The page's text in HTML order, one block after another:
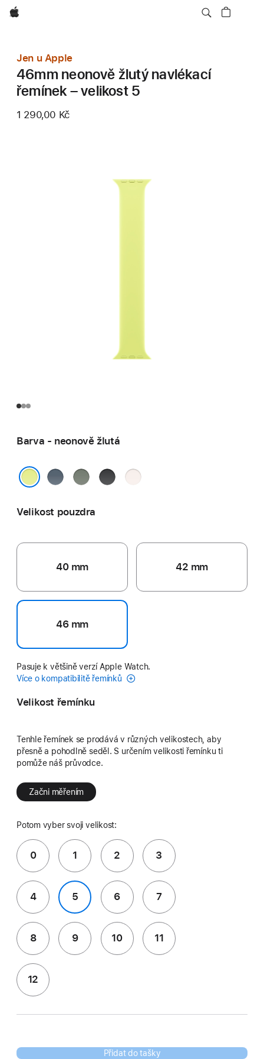
Apple
Jen u Apple
46mm neonově žlutý navlékací
řemínek – velikost 5
1 290,00 Kč
Barva - neonově žlutá
ocelovězelenošedá
černá světle
Velikost pouzdra
40 mm 42 mm
46 mm
Pasuje k většině verzí Apple Watch.
Více o kompatibilitě řemínků
Velikost řemínku
Tenhle řemínek se prodává v různých velikostech, aby
přesně a pohodlně seděl. S určením velikosti řemínku ti
pomůže náš průvodce.
Začni měřením
Potom vyber svoji velikost:
0 1 2 3
4 5 6 7
8 9 10 11
12
Přidat do tašky